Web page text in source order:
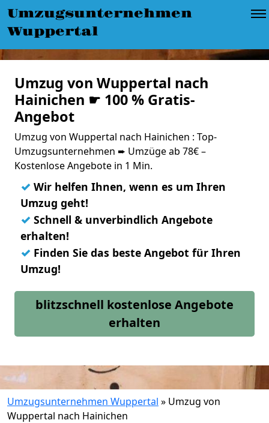
Umzugsunternehmen
Wuppertal
Umzug von Wuppertal nach
Hainichen ☛ 100 % Gratis-
Angebot
Umzug von Wuppertal nach Hainichen : Top-
Umzugsunternehmen ➨ Umzüge ab 78€ –
Kostenlose Angebote in 1 Min.
✓ Wir helfen Ihnen, wenn es um Ihren
Umzug geht!
✓ Schnell & unverbindlich Angebote
erhalten!
✓ Finden Sie das beste Angebot für Ihren
Umzug!
blitzschnell kostenlose Angebote
erhalten
Umzugsunternehmen Wuppertal » Umzug von
Wuppertal nach Hainichen